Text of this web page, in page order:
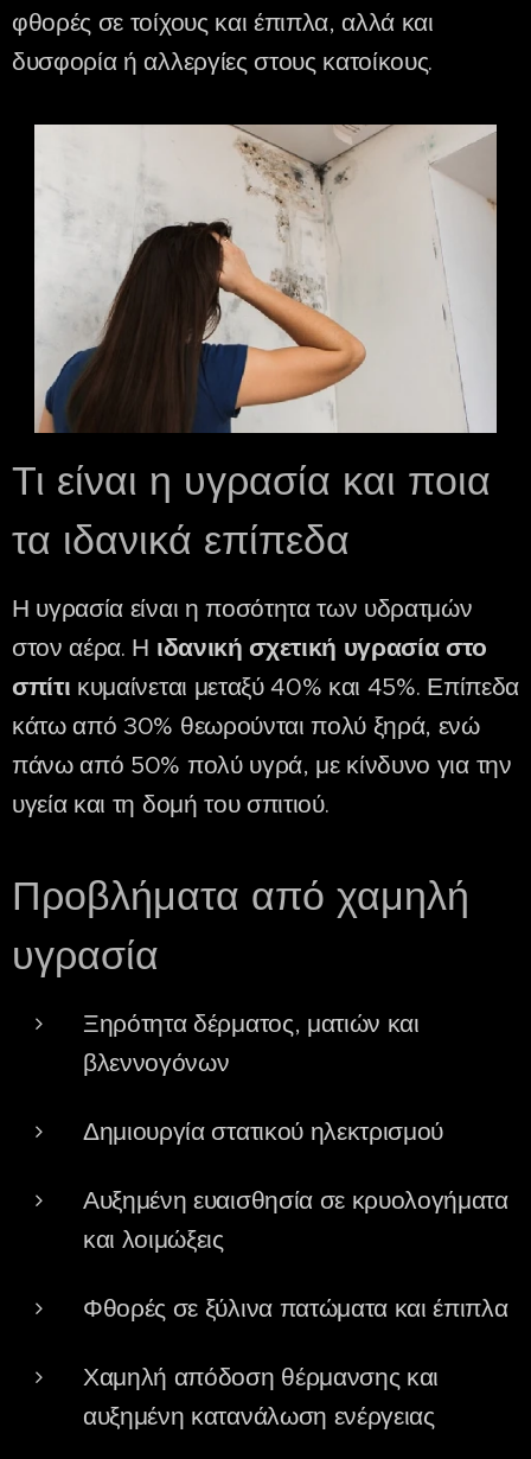
φθορές σε τοίχους και έπιπλα, αλλά και
δυσφορία ή αλλεργίες στους κατοίκους.
Τι είναι η υγρασία και ποια
τα ιδανικά επίπεδα
Η υγρασία είναι η ποσότητα των υδρατμών
στον αέρα. Η ιδανική σχετική υγρασία στο
σπίτι κυμαίνεται μεταξύ 40% και 45%. Επίπεδα
κάτω από 30% θεωρούνται πολύ ξηρά, ενώ
πάνω από 50% πολύ υγρά, με κίνδυνο για την
υγεία και τη δομή του σπιτιού.
Προβλήματα από χαμηλή
υγρασία
Ξηρότητα δέρματος, ματιών και
βλεννογόνων
Δημιουργία στατικού ηλεκτρισμού
Αυξημένη ευαισθησία σε κρυολογήματα
και λοιμώξεις
Φθορές σε ξύλινα πατώματα και έπιπλα
Χαμηλή απόδοση θέρμανσης και
αυξημένη κατανάλωση ενέργειας